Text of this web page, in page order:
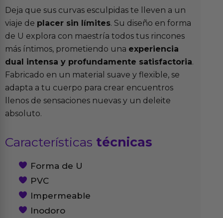
Deja que sus curvas esculpidas te lleven a un
viaje de placer sin límites. Su diseño en forma
de U explora con maestría todos tus rincones
más íntimos, prometiendo una experiencia
dual intensa y profundamente satisfactoria.
Fabricado en un material suave y flexible, se
adapta a tu cuerpo para crear encuentros
llenos de sensaciones nuevas y un deleite
absoluto.
Características técnicas
Forma de U
PVC
Impermeable
Inodoro